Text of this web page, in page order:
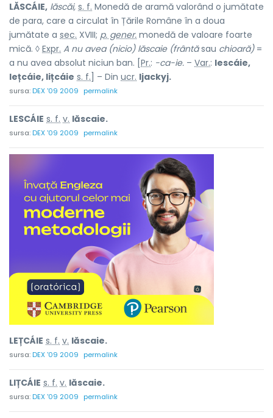
LĂSCÁIE, lăscăi, s. f. Monedă de aramă valorând o jumătate
de para, care a circulat în Țările Române în a doua
jumătate a sec. XVIII; p. gener. monedă de valoare foarte
mică. ◊ Expr. A nu avea (nicio) lăscaie (frântăsau chioară)=
a nu avea absolut niciun ban. [ Pr.: -ca-ie. – Var.: lescáie,
lețcáie, lițcáie s. f. ] – Din ucr. ljackyj.
sursa:DEX '09 2009 permalink
LESCÁIE s. f. v. lăscaie.
sursa:DEX '09 2009 permalink
LEȚCÁIE s. f. v. lăscaie.
sursa:DEX '09 2009 permalink
LIȚCÁIE s. f. v. lăscaie.
sursa:DEX '09 2009 permalink